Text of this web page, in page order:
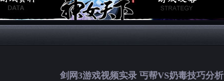
剑网3游戏视频实录 丐帮VS奶毒技巧分析